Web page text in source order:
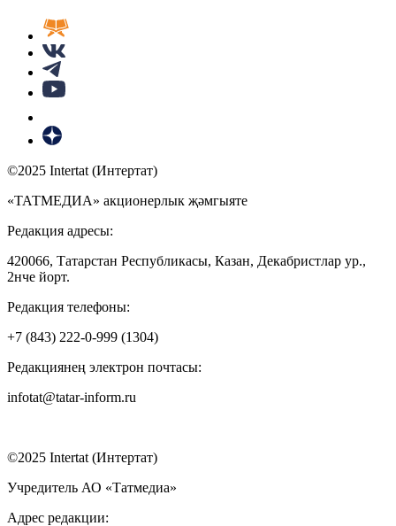
©2025 Intertat (Интертат)
«ТАТМЕДИА» акционерлык җәмгыяте
Редакция адресы:
420066, Татарстан Республикасы, Казан, Декабристлар ур.,
2нче йорт.
Редакция телефоны:
+7 (843) 222-0-999 (1304)
Редакциянең электрон почтасы:
infotat@tatar-inform.ru
©2025 Intertat (Интертат)
Учредитель АО «Татмедиа»
Адрес редакции: